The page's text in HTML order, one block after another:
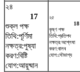
২৪
17
শুক্ল পক্ষ
তিথি:পূর্ণিমা
নক্ষত্র:পুষ্যা
করণ:বিষ্টি
যোগ:আয়ুষ্মান
২৫
18
কৃষ্ণ পক্ষ
তিথি:প্রতিপদ
নক্ষত্র:অশ্লেষা
করণ:বালব
যোগ:সৌভাগ্য